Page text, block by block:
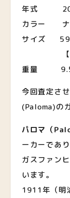
年式
カラー ナ
サイズ
【幅×高
重量
今回査定さ
(Paloma)の
パロマ（
ーカーであ
ガスファン
います。
1911年（明